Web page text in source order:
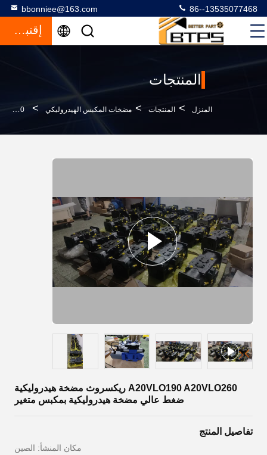
bbonniee@163.com 86--13535077468
إقتباس
المنتجات
المنزل > المنتجات > مضخات المكبس الهيدروليكي > A20VLO190 A20VLO260 ريكسروث مضخة هيدروليكية ضغط عالي مضخة هيدروليكية بمكبس متغير
A20VLO190 A20VLO260 ريكسروث مضخة هيدروليكية
ضغط عالي مضخة هيدروليكية بمكبس متغير
تفاصيل المنتج
مكان المنشأ: الصين